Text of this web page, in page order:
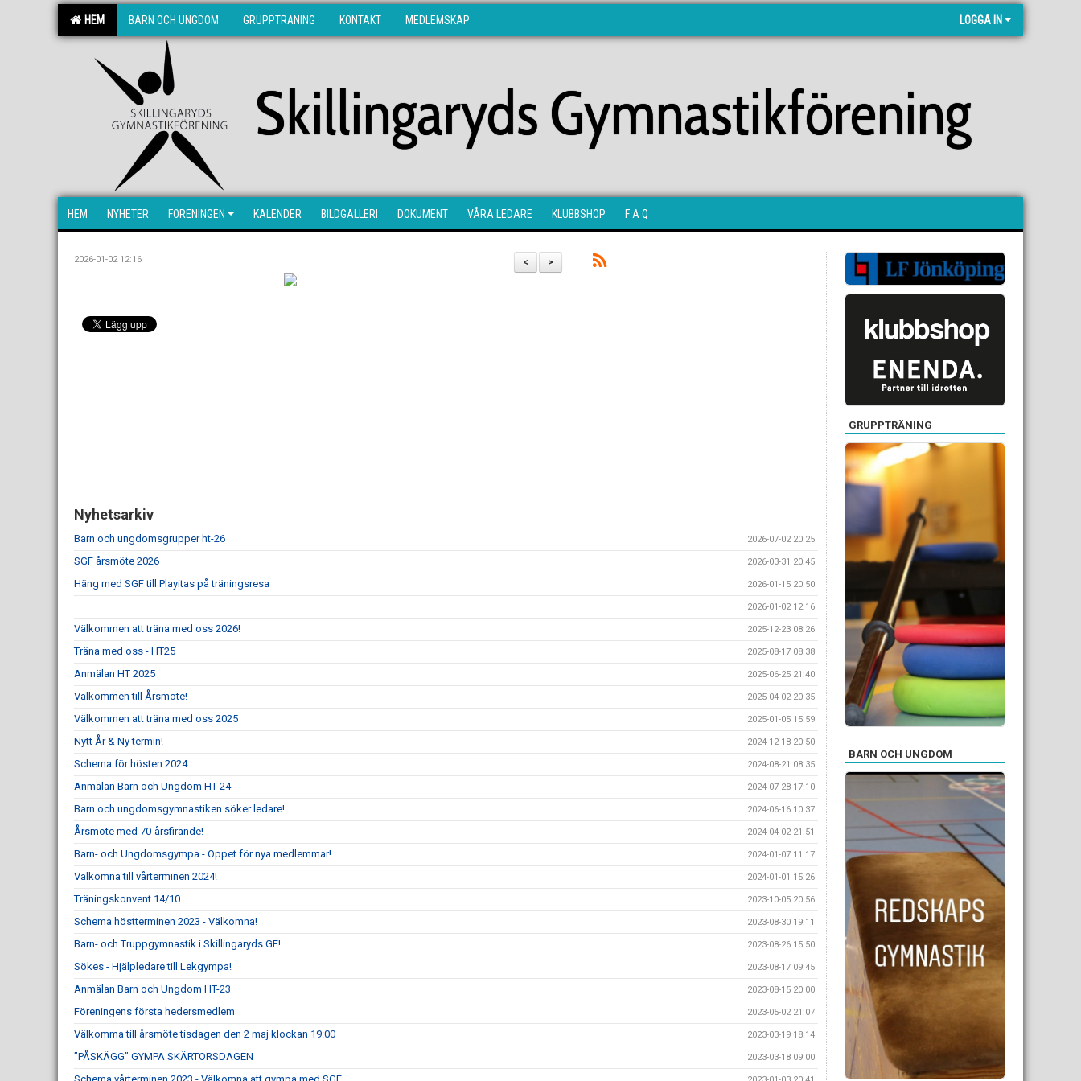
HEM BARN OCH UNGDOM GRUPPTRÄNING KONTAKT MEDLEMSKAP LOGGA IN
Skillingaryds Gymnastikförening
HEM NYHETER FÖRENINGEN KALENDER BILDGALLERI DOKUMENT VÅRA LEDARE KLUBBSHOP F A Q
>
<
2026-01-02 12:16
Nyhetsarkiv
Barn och ungdomsgrupper ht-26 2026-07-02 20:25
SGF årsmöte 2026 2026-03-31 20:45
Häng med SGF till Playitas på träningsresa 2026-01-15 20:50
2026-01-02 12:16
Välkommen att träna med oss 2026! 2025-12-23 08:26
Träna med oss - HT25 2025-08-17 08:38
Anmälan HT 2025 2025-06-25 21:40
Välkommen till Årsmöte! 2025-04-02 20:35
Välkommen att träna med oss 2025 2025-01-05 15:59
Nytt År & Ny termin! 2024-12-18 20:50
Schema för hösten 2024 2024-08-21 08:35
Anmälan Barn och Ungdom HT-24 2024-07-28 17:10
Barn och ungdomsgymnastiken söker ledare! 2024-06-16 10:37
Årsmöte med 70-årsfirande! 2024-04-02 21:51
Barn- och Ungdomsgympa - Öppet för nya medlemmar! 2024-01-07 11:17
Välkomna till vårterminen 2024! 2024-01-01 15:26
Träningskonvent 14/10 2023-10-05 20:56
Schema höstterminen 2023 - Välkomna! 2023-08-30 19:11
Barn- och Truppgymnastik i Skillingaryds GF! 2023-08-26 15:50
Sökes - Hjälpledare till Lekgympa! 2023-08-17 09:45
Anmälan Barn och Ungdom HT-23 2023-08-15 20:00
Föreningens första hedersmedlem 2023-05-02 21:07
Välkomma till årsmöte tisdagen den 2 maj klockan 19:00 2023-03-19 18:14
”PÅSKÄGG” GYMPA SKÄRTORSDAGEN 2023-03-18 09:00
GRUPPTRÄNING
BARN OCH UNGDOM